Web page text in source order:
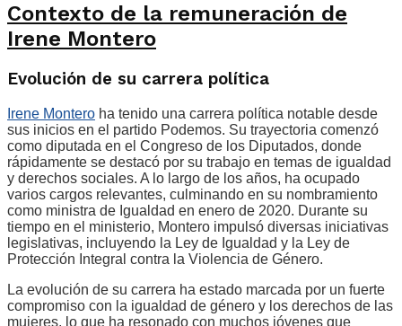
Contexto de la remuneración de
Irene Montero
Evolución de su carrera política
Irene Montero ha tenido una carrera política notable desde
sus inicios en el partido Podemos. Su trayectoria comenzó
como diputada en el Congreso de los Diputados, donde
rápidamente se destacó por su trabajo en temas de igualdad
y derechos sociales. A lo largo de los años, ha ocupado
varios cargos relevantes, culminando en su nombramiento
como ministra de Igualdad en enero de 2020. Durante su
tiempo en el ministerio, Montero impulsó diversas iniciativas
legislativas, incluyendo la Ley de Igualdad y la Ley de
Protección Integral contra la Violencia de Género.
La evolución de su carrera ha estado marcada por un fuerte
compromiso con la igualdad de género y los derechos de las
mujeres, lo que ha resonado con muchos jóvenes que